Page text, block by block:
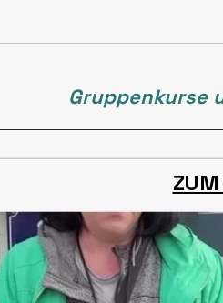
Gruppenkurse